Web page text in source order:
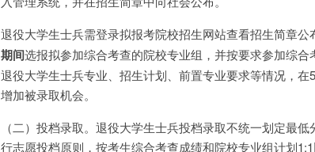
退役大学生士兵需登录拟报考院校招生网站查看招生简章公
期间选报拟参加综合考查的院校专业组，并按要求参加综
退役大学生士兵专业、招生计划、前置专业要求等情况，
增加被录取机会。
（二）投档录取。退役大学生士兵投档录取不统一划定最
行志愿投档原则，按考生综合考查成绩和院校专业组计划